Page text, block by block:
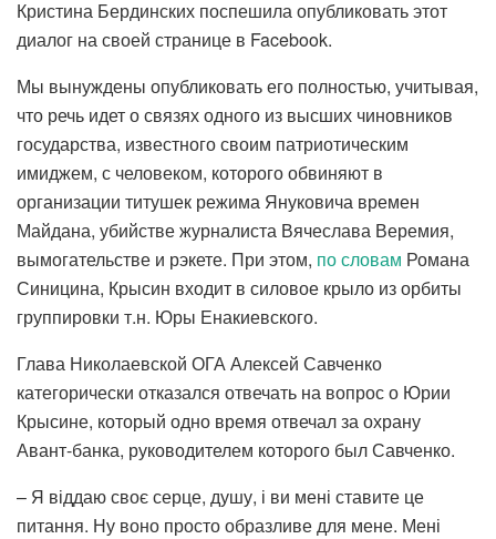
Кристина Бердинских поспешила опубликовать этот
диалог на своей странице в Facebook.
Мы вынуждены опубликовать его полностью, учитывая,
что речь идет о связях одного из высших чиновников
государства, известного своим патриотическим
имиджем, с человеком, которого обвиняют в
организации титушек режима Януковича времен
Майдана, убийстве журналиста Вячеслава Веремия,
вымогательстве и рэкете. При этом, по словам Романа
Синицина, Крысин входит в силовое крыло из орбиты
группировки т.н. Юры Енакиевского.
Глава Николаевской ОГА Алексей Савченко
категорически отказался отвечать на вопрос о Юрии
Крысине, который одно время отвечал за охрану
Авант-банка, руководителем которого был Савченко.
– Я віддаю своє серце, душу, і ви мені ставите це
питання. Ну воно просто образливе для мене. Мені